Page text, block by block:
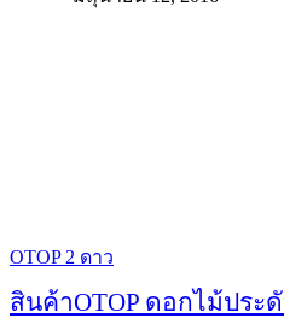
OTOP 2 ดาว
สินค้าOTOP ดอกไม้ประ